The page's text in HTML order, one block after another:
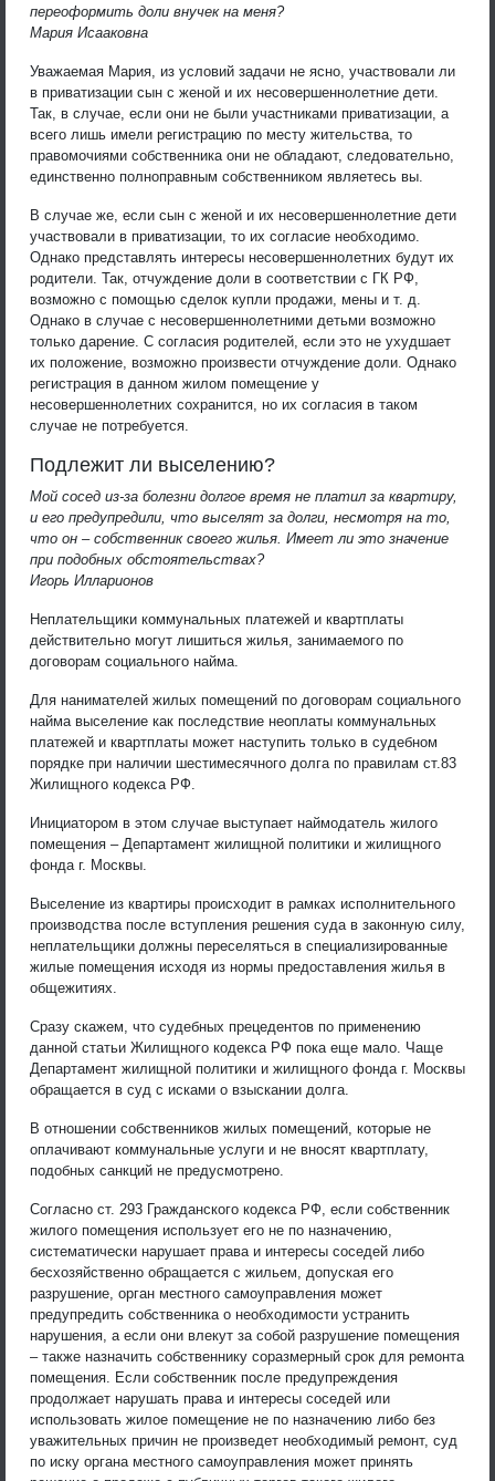
переоформить доли внучек на меня?
Мария Исааковна
Уважаемая Мария, из условий задачи не ясно, участвовали ли
в приватизации сын с женой и их несовершеннолетние дети.
Так, в случае, если они не были участниками приватизации, а
всего лишь имели регистрацию по месту жительства, то
правомочиями собственника они не обладают, следовательно,
единственно полноправным собственником являетесь вы.
В случае же, если сын с женой и их несовершеннолетние дети
участвовали в приватизации, то их согласие необходимо.
Однако представлять интересы несовершеннолетних будут их
родители. Так, отчуждение доли в соответствии с ГК РФ,
возможно с помощью сделок купли продажи, мены и т. д.
Однако в случае с несовершеннолетними детьми возможно
только дарение. С согласия родителей, если это не ухудшает
их положение, возможно произвести отчуждение доли. Однако
регистрация в данном жилом помещение у
несовершеннолетних сохранится, но их согласия в таком
случае не потребуется.
Подлежит ли выселению?
Мой сосед из-за болезни долгое время не платил за квартиру,
и его предупредили, что выселят за долги, несмотря на то,
что он – собственник своего жилья. Имеет ли это значение
при подобных обстоятельствах?
Игорь Илларионов
Неплательщики коммунальных платежей и квартплаты
действительно могут лишиться жилья, занимаемого по
договорам социального найма.
Для нанимателей жилых помещений по договорам социального
найма выселение как последствие неоплаты коммунальных
платежей и квартплаты может наступить только в судебном
порядке при наличии шестимесячного долга по правилам ст.83
Жилищного кодекса РФ.
Инициатором в этом случае выступает наймодатель жилого
помещения – Департамент жилищной политики и жилищного
фонда г. Москвы.
Выселение из квартиры происходит в рамках исполнительного
производства после вступления решения суда в законную силу,
неплательщики должны переселяться в специализированные
жилые помещения исходя из нормы предоставления жилья в
общежитиях.
Сразу скажем, что судебных прецедентов по применению
данной статьи Жилищного кодекса РФ пока еще мало. Чаще
Департамент жилищной политики и жилищного фонда г. Москвы
обращается в суд с исками о взыскании долга.
В отношении собственников жилых помещений, которые не
оплачивают коммунальные услуги и не вносят квартплату,
подобных санкций не предусмотрено.
Согласно ст. 293 Гражданского кодекса РФ, если собственник
жилого помещения использует его не по назначению,
систематически нарушает права и интересы соседей либо
бесхозяйственно обращается с жильем, допуская его
разрушение, орган местного самоуправления может
предупредить собственника о необходимости устранить
нарушения, а если они влекут за собой разрушение помещения
– также назначить собственнику соразмерный срок для ремонта
помещения. Если собственник после предупреждения
продолжает нарушать права и интересы соседей или
использовать жилое помещение не по назначению либо без
уважительных причин не произведет необходимый ремонт, суд
по иску органа местного самоуправления может принять